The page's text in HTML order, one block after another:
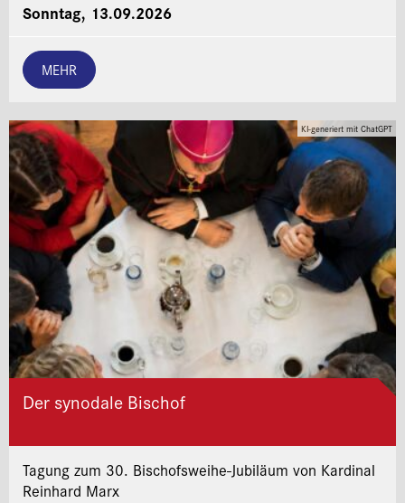
Sonntag, 13.09.2026
MEHR
KI-generiert mit ChatGPT
Der synodale Bischof
Tagung zum 30. Bischofsweihe-Jubiläum von Kardinal
Reinhard Marx